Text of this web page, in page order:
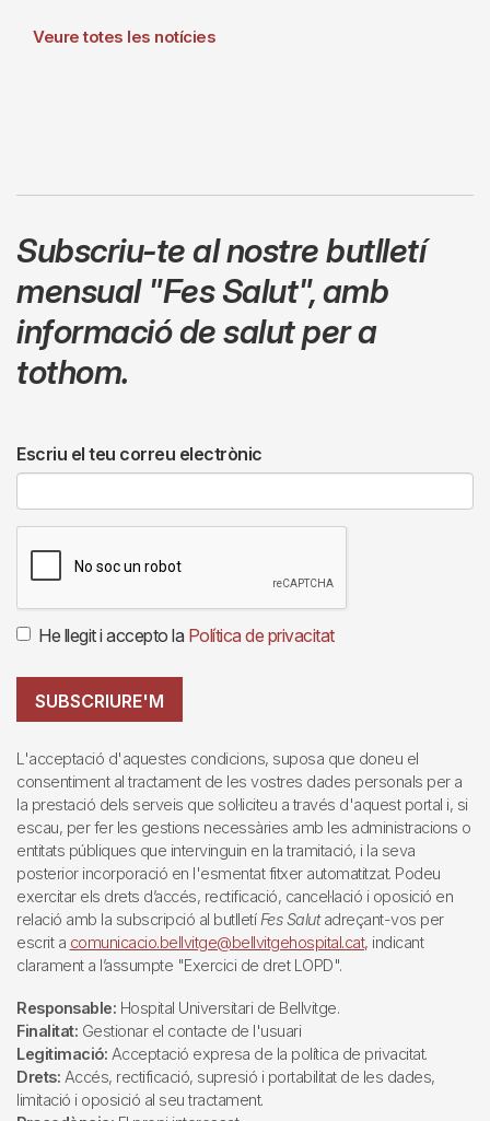
Veure totes les notícies
Subscriu-te al nostre butlletí
mensual "Fes Salut",amb
informació de salut per a
tothom.
Escriu el teu correu electrònic
He llegit i accepto la Política de privacitat
SUBSCRIURE'M
L'acceptació d'aquestes condicions, suposa que doneu el
consentiment al tractament de les vostres dades personals per a
la prestació dels serveis que sol·liciteu a través d'aquest portal i, si
escau, per fer les gestions necessàries amb les administracions o
entitats públiques que intervinguin en la tramitació, i la seva
posterior incorporació en l'esmentat fitxer automatitzat. Podeu
exercitar els drets d’accés, rectificació, cancel·lació i oposició en
relació amb la subscripció al butlletí Fes Salutadreçant-vos per
escrit a comunicacio.bellvitge@bellvitgehospital.cat, indicant
clarament a l’assumpte "Exercici de dret LOPD".
Responsable: Hospital Universitari de Bellvitge.
Finalitat: Gestionar el contacte de l'usuari
Legitimació: Acceptació expresa de la política de privacitat.
Drets: Accés, rectificació, supresió i portabilitat de les dades,
limitació i oposició al seu tractament.